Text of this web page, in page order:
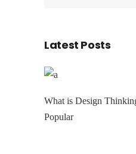
Latest Posts
What is Design
Popular